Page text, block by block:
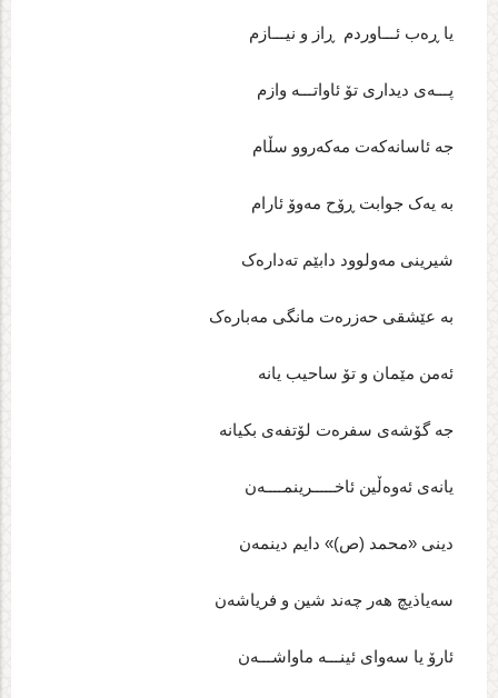
یا ڕه‌ب ئـــاوردم ڕاز و نیـــازم
پـــه‌ی دیداری تۆ ئاواتـــه‌ وازم
جه‌ ئاسانه‌که‌ت مه‌که‌روو سڵام
به‌ یه‌ک جوابت ڕۆح مه‌وۆ ئارام
شیرینی مه‌ولوود دابێم ته‌داره‌ک
به‌ عێشقی حه‌زره‌ت مانگی مه‌باره‌ک
ئه‌من مێمان و تۆ ساحیب یانه‌
جه‌ گۆشه‌ی سفره‌ت لۆتفه‌ی بکیانه
یانه‌ی ئه‌وه‌ڵین ئاخـــــرینمــــه‌ن
دینی «محمد (ص)» دایم دینمه‌ن
سه‌یاذیچ هه‌ر چه‌ند شین و فریاشه‌ن
ئارۆ یا سه‌وای ئینـــه‌ ماواشـــه‌ن